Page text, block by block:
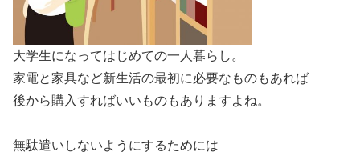
大学生になってはじめての一人暮らし。
家電と家具など新生活の最初に必要なものもあれば
後から購入すればいいものもありますよね。
無駄遣いしないようにするためには